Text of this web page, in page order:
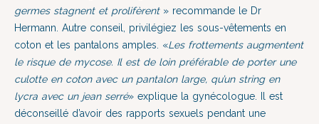
germes stagnent et prolifèrent» recommande le Dr
Hermann. Autre conseil, privilégiez les sous-vêtements en
coton et les pantalons amples. «Les frottements augmentent
le risque de mycose. Il est de loin préférable de porter une
culotte en coton avec un pantalon large, qu’un string en
lycra avec un jean serré» explique la gynécologue. Il est
déconseillé d’avoir des rapports sexuels pendant une